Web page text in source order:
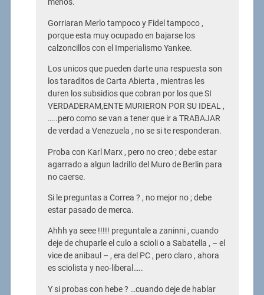
menos.
Gorriaran Merlo tampoco y Fidel tampoco ,
porque esta muy ocupado en bajarse los
calzoncillos con el Imperialismo Yankee.
Los unicos que pueden darte una respuesta son
los taraditos de Carta Abierta , mientras les
duren los subsidios que cobran por los que SI
VERDADERAM,ENTE MURIERON POR SU IDEAL ,
…..pero como se van a tener que ir a TRABAJAR
de verdad a Venezuela , no se si te responderan.
Proba con Karl Marx , pero no creo ; debe estar
agarrado a algun ladrillo del Muro de Berlin para
no caerse.
Si le preguntas a Correa ? , no mejor no ; debe
estar pasado de merca.
Ahhh ya seee !!!!! preguntale a zaninni , cuando
deje de chuparle el culo a scioli o a Sabatella , – el
vice de anibaul – , era del PC , pero claro , ahora
es sciolista y neo-liberal…..
Y si probas con hebe ? …cuando deje de hablar